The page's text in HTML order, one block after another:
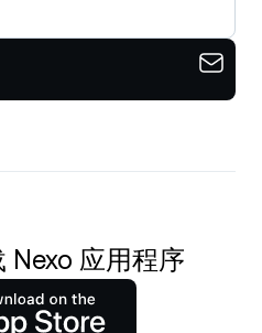
Nexo 应用程序